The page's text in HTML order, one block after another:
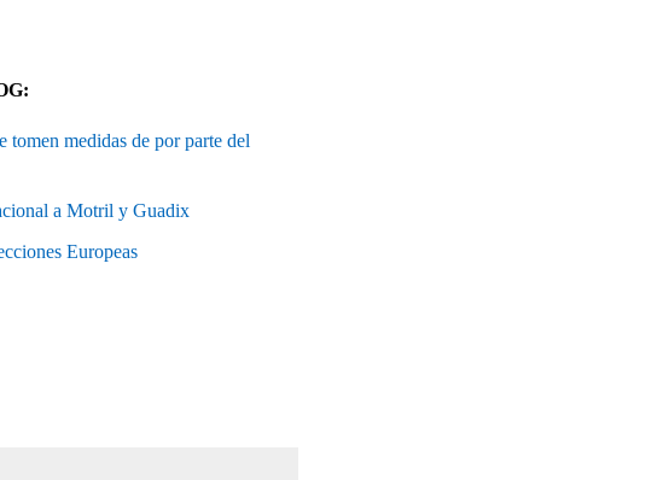
medidas de por parte del
a Motril y Guadix
Europeas